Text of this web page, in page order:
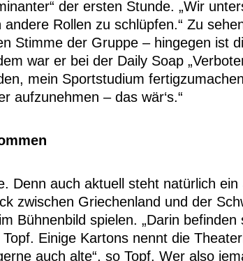
der ersten Stunde. „Wir
Rollen zu schlüpfen.“ Zu
Stimme der Gruppe – hingegen ist
war er bei der Daily Soap
mein Sportstudium
aufzunehmen – das wär‘s.“
Denn auch aktuell steht natürlich
zwischen Griechenland und der
Bühnenbild spielen. „Darin
Einige Kartons nennt die
auch alte“, so Topf. Wer also